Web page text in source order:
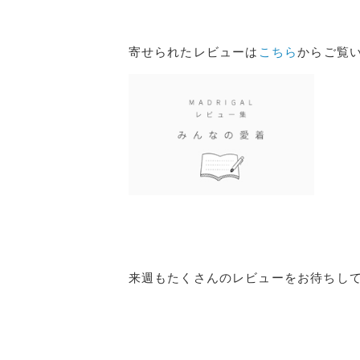
寄せられたレビューは こちらからご覧
来週もたくさんのレビューをお待ちし